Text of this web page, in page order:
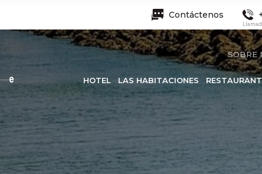
Contáctenos
SOBRE
HOTEL LAS HABITACIONES